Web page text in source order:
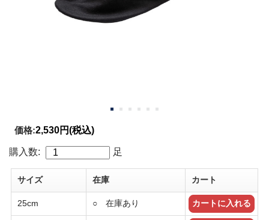
価格:2,530円(税込)
購入数: 足
サイズ 在庫 カート
25cm ○ 在庫あり